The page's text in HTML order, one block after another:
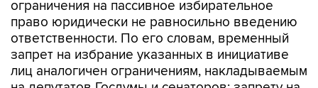
ограничения на пассивное избирательное
право юридически не равносильно введению
ответственности. По его словам, временный
запрет на избрание указанных в инициативе
лиц аналогичен ограничениям, накладываемым